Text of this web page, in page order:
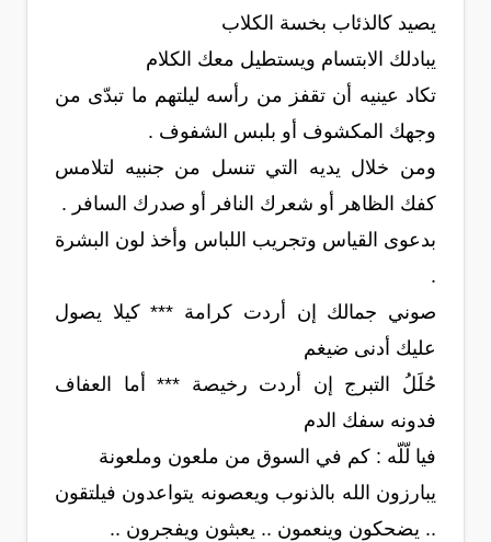
يصيد كالذئاب بخسة الكلاب
يبادلك الابتسام ويستطيل معك الكلام
تكاد عينيه أن تقفز من رأسه ليلتهم ما تبدّى من
وجهك المكشوف أو بلبس الشفوف .
ومن خلال يديه التي تنسل من جنبيه لتلامس
كفك الظاهر أو شعرك النافر أو صدرك السافر .
بدعوى القياس وتجريب اللباس وأخذ لون البشرة
.
صوني جمالك إن أردت كرامة *** كيلا يصول
عليك أدنى ضيغم
حُلَلُ التبرج إن أردت رخيصة *** أما العفاف
فدونه سفك الدم
فيا لّلّه : كم في السوق من ملعون وملعونة
يبارزون الله بالذنوب ويعصونه يتواعدون فيلتقون
.. يضحكون وينعمون .. يعبثون ويفجرون ..